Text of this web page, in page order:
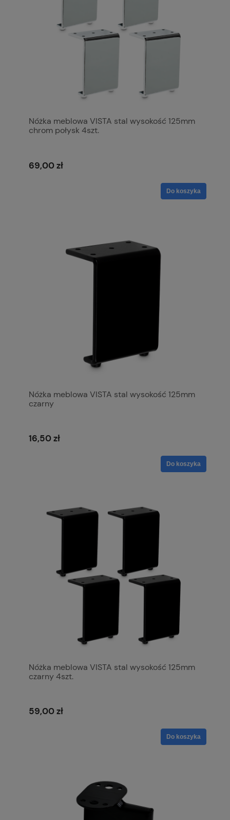
Nóżka meblowa VISTA stal wysokość 125mm
chrom połysk 4szt.
69,00 zł
Do koszyka
Nóżka meblowa VISTA stal wysokość 125mm
czarny
16,50 zł
Do koszyka
Nóżka meblowa VISTA stal wysokość 125mm
czarny 4szt.
59,00 zł
Do koszyka